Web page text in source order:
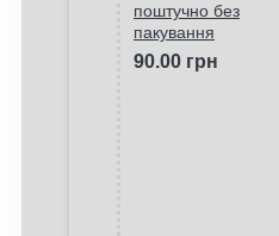
поштучно без
пакування
90.00 грн